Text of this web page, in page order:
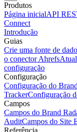
Produtos
Página inicialAPI
Connect
Introdução
Guias
Crie uma fonte de
o conector Ahrefs
configuração
Configuração
Configuração do
TrackerConfiguração
Campos
Campos do Brand
AuditCampos do Site
Referência